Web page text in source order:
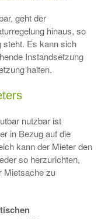
geht der
hinaus, so
steht. Es kann sich
Instandsetzung
halten.
nutzbar ist
in Bezug auf die
kann der Mieter den
so herzurichten,
Mietsache zu